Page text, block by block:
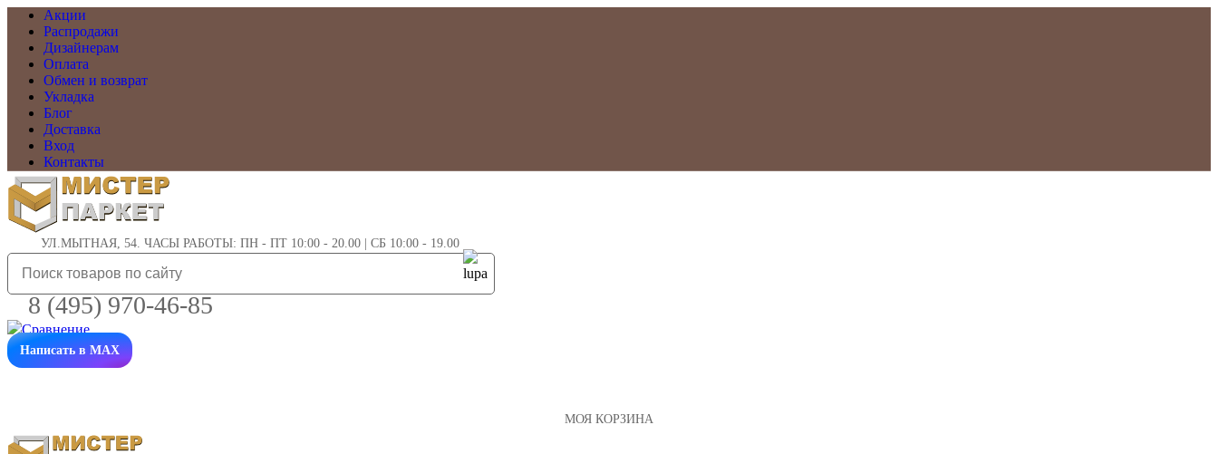
Акции
Распродажи
Дизайнерам
Оплата
Обмен и возврат
Укладка
Блог
Доставка
Вход
Контакты
УЛ.МЫТНАЯ, 54. ЧАСЫ РАБОТЫ: ПН - ПТ 10:00 - 20.00 | СБ 10:00 - 19.00
8 (495) 970-46-85
Написать в MAX
МОЯ КОРЗИНА